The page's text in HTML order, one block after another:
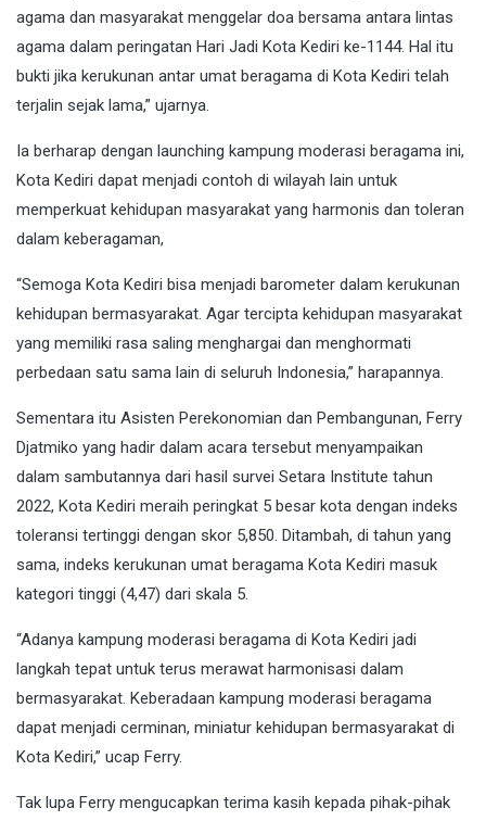
agama dan masyarakat menggelar doa bersama antara lintas
agama dalam peringatan Hari Jadi Kota Kediri ke-1144. Hal itu
bukti jika kerukunan antar umat beragama di Kota Kediri telah
terjalin sejak lama,” ujarnya.
Ia berharap dengan launching kampung moderasi beragama ini,
Kota Kediri dapat menjadi contoh di wilayah lain untuk
memperkuat kehidupan masyarakat yang harmonis dan toleran
dalam keberagaman,
“Semoga Kota Kediri bisa menjadi barometer dalam kerukunan
kehidupan bermasyarakat. Agar tercipta kehidupan masyarakat
yang memiliki rasa saling menghargai dan menghormati
perbedaan satu sama lain di seluruh Indonesia,” harapannya.
Sementara itu Asisten Perekonomian dan Pembangunan, Ferry
Djatmiko yang hadir dalam acara tersebut menyampaikan
dalam sambutannya dari hasil survei Setara Institute tahun
2022, Kota Kediri meraih peringkat 5 besar kota dengan indeks
toleransi tertinggi dengan skor 5,850. Ditambah, di tahun yang
sama, indeks kerukunan umat beragama Kota Kediri masuk
kategori tinggi (4,47) dari skala 5.
“Adanya kampung moderasi beragama di Kota Kediri jadi
langkah tepat untuk terus merawat harmonisasi dalam
bermasyarakat. Keberadaan kampung moderasi beragama
dapat menjadi cerminan, miniatur kehidupan bermasyarakat di
Kota Kediri,” ucap Ferry.
Tak lupa Ferry mengucapkan terima kasih kepada pihak-pihak